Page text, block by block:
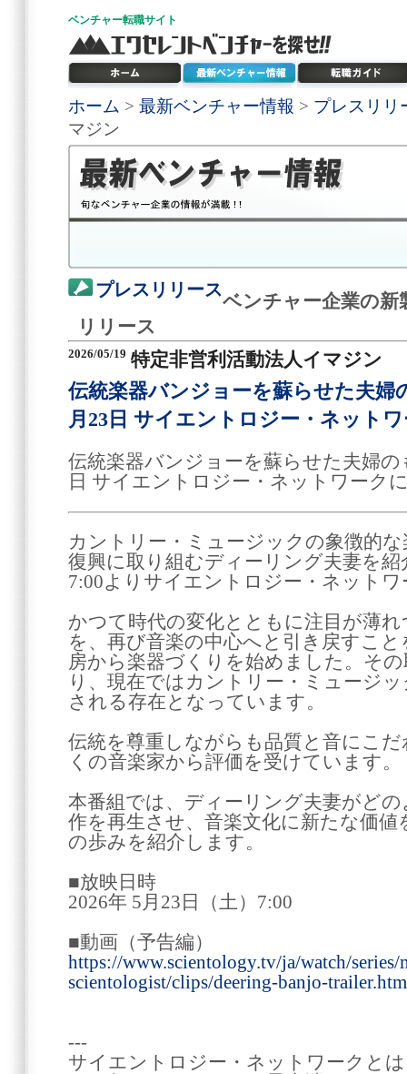
ベンチャー転職サイト
ホーム > 最新ベンチャー情報 > プレスリリ
マジン
プレスリリース
ベンチャー企業の新
リリース
2026/05/19 特定非営利活動法人イマジン
伝統楽器バンジョーを蘇らせた夫
月23日 サイエントロジー・ネット
伝統楽器バンジョーを蘇らせた夫婦
日 サイエントロジー・ネットワーク
カントリー・ミュージックの象徴的
復興に取り組むディーリング夫妻を紹
7:00よりサイエントロジー・ネット
かつて時代の変化とともに注目が薄
を、再び音楽の中心へと引き戻すこ
房から楽器づくりを始めました。そ
り、現在ではカントリー・ミュージ
される存在となっています。
伝統を尊重しながらも品質と音にこ
くの音楽家から評価を受けています。
本番組では、ディーリング夫妻がど
作を再生させ、音楽文化に新たな価
の歩みを紹介します。
■放映日時
2026年 5月23日（土）7:00
■動画（予告編）
https://www.scientology.tv/ja/watch/series/
scientologist/clips/deering-banjo-
---
サイエントロジー・ネットワークと